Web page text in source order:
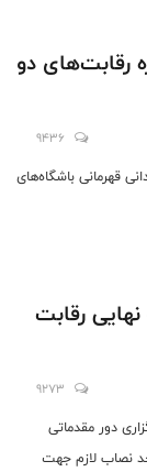
رقابت‌های دو
9436
قهرمانی باشگاه‌های
رقابت
9273
دور مقدماتی
حد نصاب لازم جهت